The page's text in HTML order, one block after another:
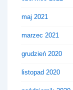
maj 2021
marzec 2021
grudzień 2020
listopad 2020